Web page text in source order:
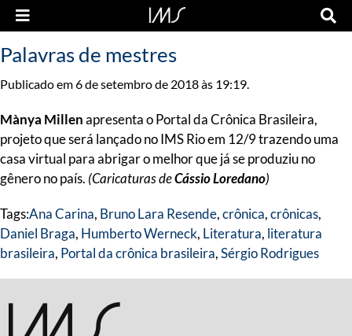
Palavras de mestres
Publicado em 6 de setembro de 2018 às 19:19.
Mànya Millenapresenta o Portal da Crônica Brasileira,
projeto que será lançado no IMS Rio em 12/9 trazendo uma
casa virtual para abrigar o melhor que já se produziu no
gênero no país. (Caricaturas deCássio Loredano)
Tags:Ana Carina, Bruno Lara Resende,crônica,crônicas,
Daniel Braga, Humberto Werneck, Literatura, literatura
brasileira, Portal da crônica brasileira,Sérgio Rodrigues